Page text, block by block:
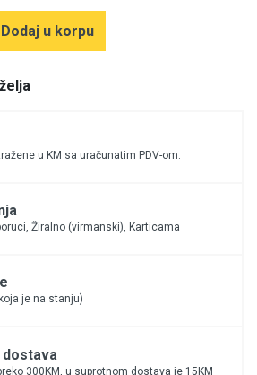
Dodaj u korpu
u KM sa uračunatim PDV-om.
Žiralno (virmanski), Karticama
je na stanju)
dostava
300KM, u suprotnom dostava je 15KM